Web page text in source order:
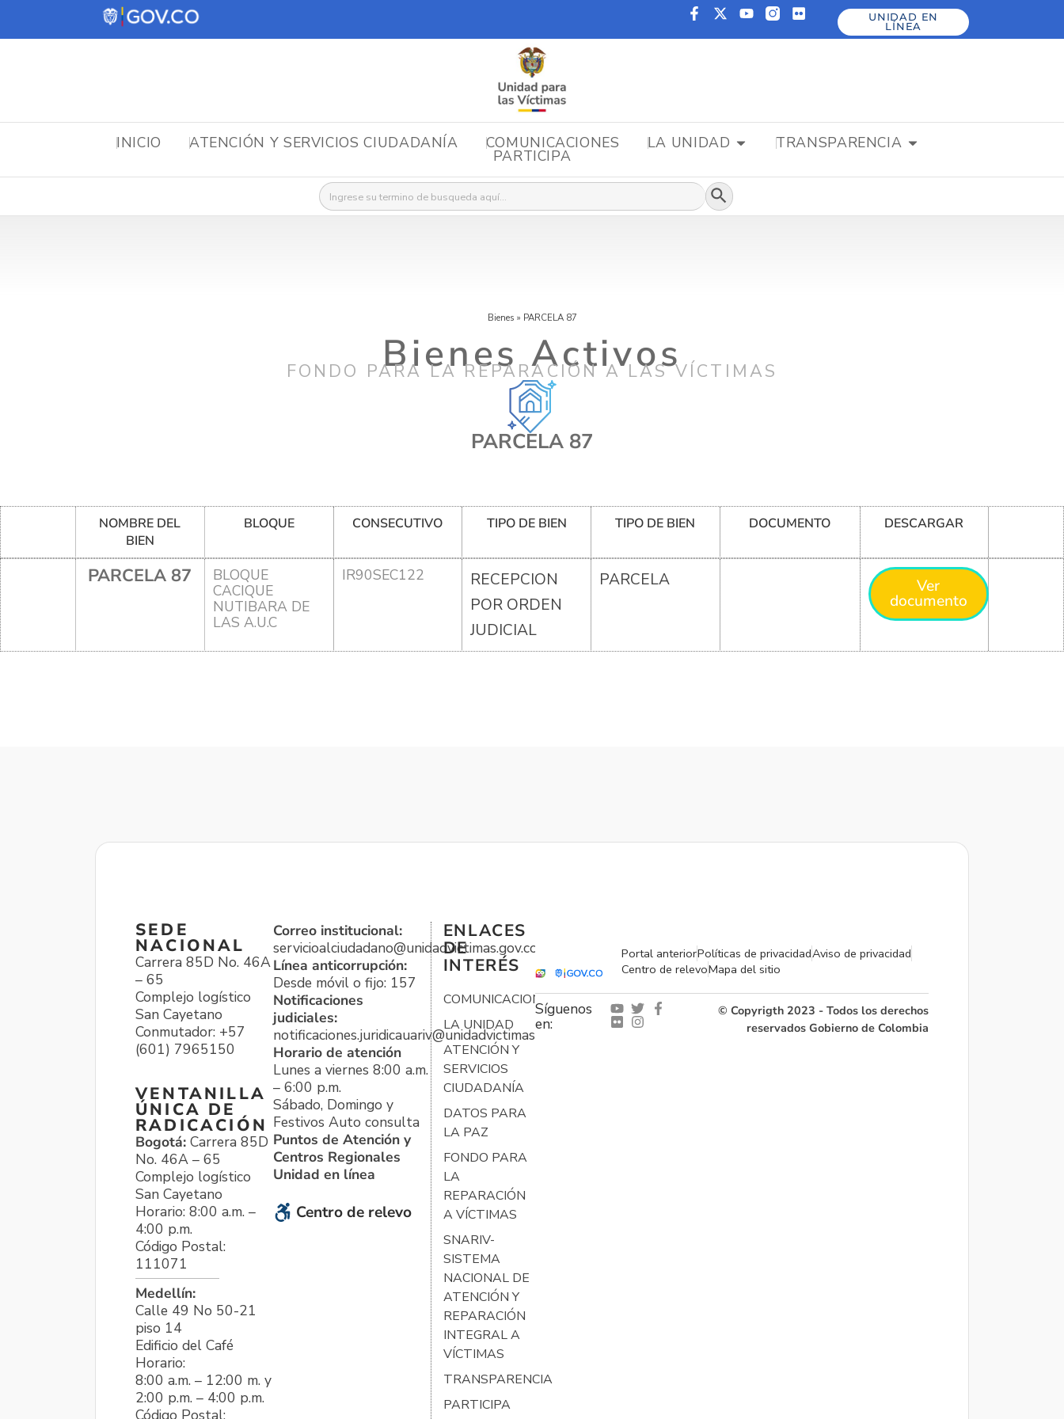
UNIDAD EN
LÍNEA
INICIO ATENCIÓN Y SERVICIOS CIUDADANÍA COMUNICACIONES LA UNIDAD TRANSPARENCIA
PARTICIPA
Buscar: Botón de búsqueda
Bienes » PARCELA 87
Bienes Activos
FONDO PARA LA REPARACIÓN A LAS VÍCTIMAS
PARCELA 87
NOMBRE DEL
BIEN
BLOQUE CONSECUTIVO TIPO DE BIEN TIPO DE BIEN DOCUMENTO DESCARGAR
PARCELA 87
BLOQUE
CACIQUE
NUTIBARA DE
LAS A.U.C
IR90SEC122
RECEPCION
POR ORDEN
JUDICIAL
PARCELA Ver
documento
SEDE
NACIONAL
Carrera 85D No. 46A
– 65
Complejo logístico
San Cayetano
Conmutador: +57
(601) 7965150
VENTANILLA
ÚNICA DE
RADICACIÓN
Bogotá: Carrera 85D
No. 46A – 65
Complejo logístico
San Cayetano
Horario: 8:00 a.m. –
4:00 p.m.
Código Postal:
111071
Medellín:
Calle 49 No 50-21
piso 14
Edificio del Café
Horario:
8:00 a.m. – 12:00 m. y
2:00 p.m. – 4:00 p.m.
Correo institucional:
servicioalciudadano@unidadvictimas.gov.co
Línea anticorrupción:
Desde móvil o fijo: 157
Notificaciones
judiciales:
notificaciones.juridicauariv@unidadvictimas.gov.co
Horario de atención
Lunes a viernes 8:00 a.m.
– 6:00 p.m.
Sábado, Domingo y
Festivos Auto consulta
Puntos de Atención y
Centros Regionales
Unidad en línea
Centro de relevo
ENLACES
DE
INTERÉS
COMUNICACIONES
LA UNIDAD
ATENCIÓN Y
SERVICIOS
CIUDADANÍA
DATOS PARA
LA PAZ
FONDO PARA
LA
REPARACIÓN
A VÍCTIMAS
SNARIV-
SISTEMA
NACIONAL DE
ATENCIÓN Y
REPARACIÓN
INTEGRAL A
VÍCTIMAS
TRANSPARENCIA
PARTICIPA
Portal anteriorPolíticas de privacidadAviso de privacidad
Centro de relevoMapa del sitio
Síguenos
en:
© Copyrigth 2023 - Todos los derechos
reservados Gobierno de Colombia